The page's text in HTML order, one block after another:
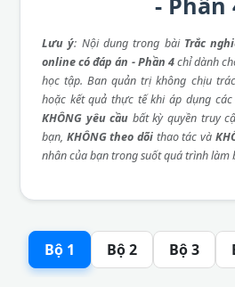
Lưu ý: Nội dung trong bài Trắc
online có đáp án - Phần 4chỉ dành
học tập. Ban quản trị không chịu
hoặc kết quả thực tế khi áp dụng
KHÔNG yêu cầu bất kỳ quyền truy
bạn, KHÔNG theo dõi thao tác và
nhân của bạn trong suốt quá trình làm
Bộ 1 Bộ 2 Bộ 3